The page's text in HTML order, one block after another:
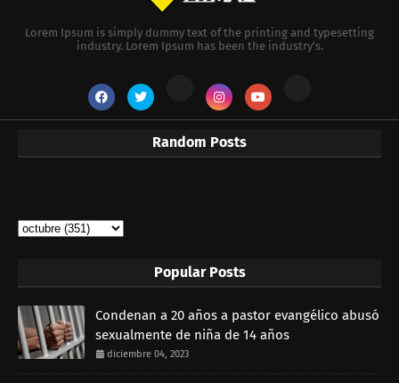
Lorem Ipsum is simply dummy text of the printing and typesetting
industry. Lorem Ipsum has been the industry's.
Random Posts
Popular Posts
Condenan a 20 años a pastor evangélico abusó
sexualmente de niña de 14 años
diciembre 04, 2023